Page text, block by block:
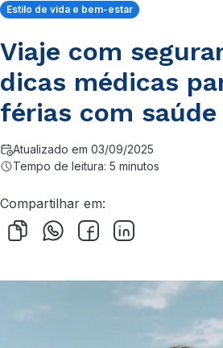
Estilo de vida e bem-estar
Viaje com
dicas médicas
férias com saúde
Atualizado em 03/09/2025
Tempo de leitura: 5 minutos
Compartilhar em: